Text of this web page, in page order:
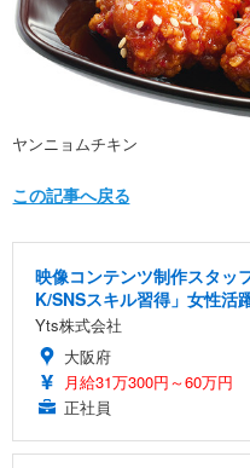
ヤンニョムチキン
この記事へ戻る
映像コンテンツ制作スタッ
K/SNSスキル習得」女性活
Yts株式会社
大阪府
月給31万300円～60万円
正社員